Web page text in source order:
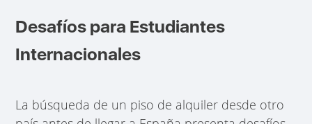
Desafíos para Estudiantes
Internacionales
La búsqueda de un piso de alquiler desde otro